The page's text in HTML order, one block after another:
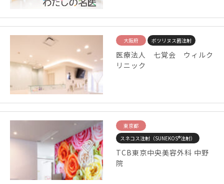
大阪府 ボツリヌス菌注射
医療法人 七覚会 ウィルク
リニック
東京都
スネコス注射（SUNEKOS®注射）
TCB東京中央美容外科 中野
院